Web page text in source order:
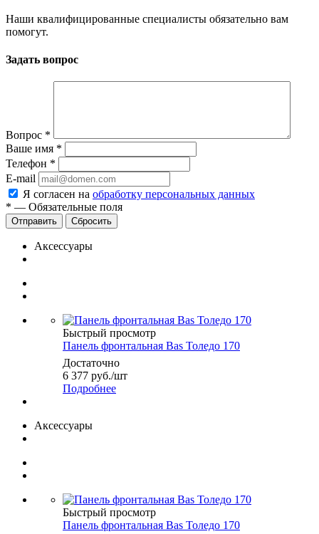
Наши квалифицированные специалисты обязательно вам
помогут.
Задать вопрос
Вопрос *
Ваше имя *
Телефон *
E-mail
Я согласен на обработку персональных данных
* — Обязательные поля
Сбросить
Аксессуары
Быстрый просмотр
Панель фронтальная Bas Толедо 170
Достаточно
6 377 руб./шт
Подробнее
Аксессуары
Быстрый просмотр
Панель фронтальная Bas Толедо 170